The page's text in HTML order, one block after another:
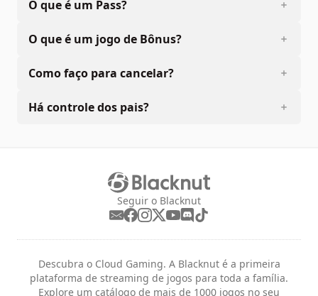
O que é um Pass?
O que é um jogo de Bônus?
Como faço para cancelar?
Há controle dos pais?
Seguir o Blacknut
Descubra o Cloud Gaming. A Blacknut é a primeira
plataforma de streaming de jogos para toda a família.
Explore um catálogo de mais de 1000 jogos no seu